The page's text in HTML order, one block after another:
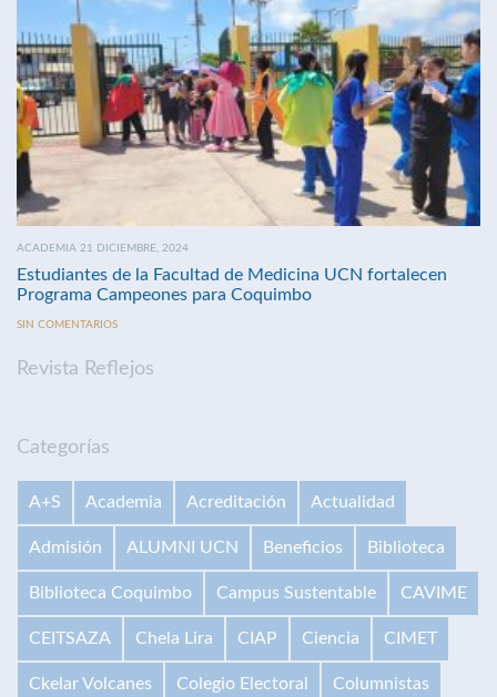
ACADEMIA 21 DICIEMBRE, 2024
Estudiantes de la Facultad de Medicina UCN fortalecen
Programa Campeones para Coquimbo
SIN COMENTARIOS
Revista Reflejos
Categorías
A+S Academia Acreditación Actualidad
Admisión ALUMNI UCN Beneficios Biblioteca
Biblioteca Coquimbo Campus Sustentable CAVIME
CEITSAZA Chela Lira CIAP Ciencia CIMET
Ckelar Volcanes Colegio Electoral Columnistas